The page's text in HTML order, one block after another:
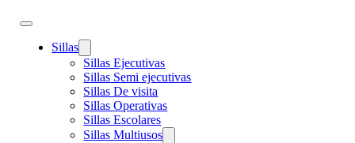
Sillas
Sillas Ejecutivas
Sillas Semi ejecutivas
Sillas De visita
Sillas Operativas
Sillas Escolares
Sillas Multiusos